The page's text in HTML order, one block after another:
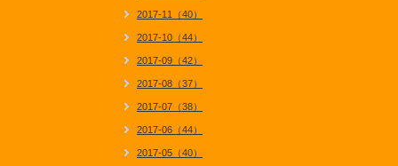
2017-11（40）
2017-10（44）
2017-09（42）
2017-08（37）
2017-07（38）
2017-06（44）
2017-05（40）